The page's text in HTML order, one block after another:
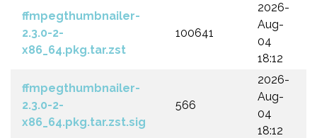
ffmpegthumbnailer-
2.3.0-2-
x86_64.pkg.tar.zst
100641
2026-
Aug-
04
18:12
ffmpegthumbnailer-
2.3.0-2-
x86_64.pkg.tar.zst.sig
566
2026-
Aug-
04
18:12